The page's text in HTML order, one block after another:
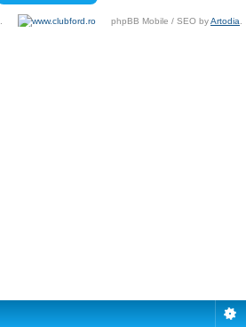
phpBB Mobile / SEO byArtodia